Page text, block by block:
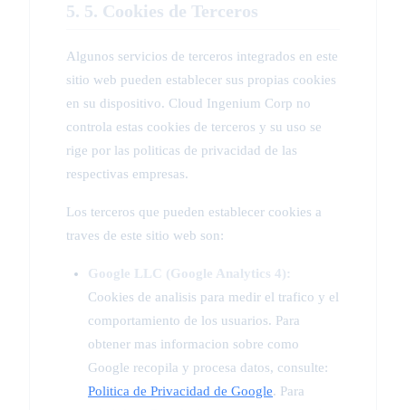
5. 5. Cookies de Terceros
Algunos servicios de terceros integrados en este
sitio web pueden establecer sus propias cookies
en su dispositivo. Cloud Ingenium Corp no
controla estas cookies de terceros y su uso se
rige por las politicas de privacidad de las
respectivas empresas.
Los terceros que pueden establecer cookies a
traves de este sitio web son:
Google LLC (Google Analytics 4):
Cookies de analisis para medir el trafico y el
comportamiento de los usuarios. Para
obtener mas informacion sobre como
Google recopila y procesa datos, consulte:
Politica de Privacidad de Google. Para